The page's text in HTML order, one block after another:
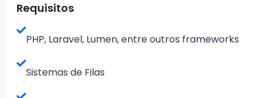
Requisitos
PHP, Laravel, Lumen, entre outros frameworks
Sistemas de Filas